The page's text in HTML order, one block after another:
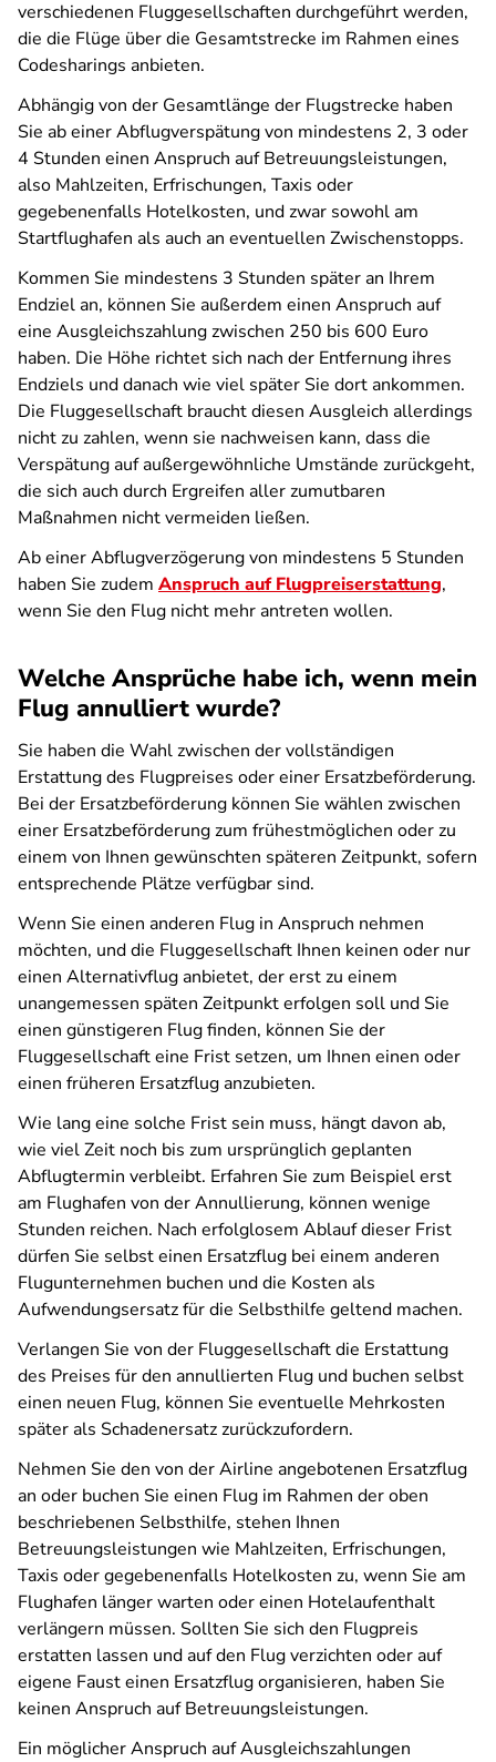
verschiedenen Fluggesellschaften durchgeführt werden,
die die Flüge über die Gesamtstrecke im Rahmen eines
Codesharings anbieten.
Abhängig von der Gesamtlänge der Flugstrecke haben
Sie ab einer Abflugverspätung von mindestens 2, 3 oder
4 Stunden einen Anspruch auf Betreuungsleistungen,
also Mahlzeiten, Erfrischungen, Taxis oder
gegebenenfalls Hotelkosten, und zwar sowohl am
Startflughafen als auch an eventuellen Zwischenstopps.
Kommen Sie mindestens 3 Stunden später an Ihrem
Endziel an, können Sie außerdem einen Anspruch auf
eine Ausgleichszahlung zwischen 250 bis 600 Euro
haben. Die Höhe richtet sich nach der Entfernung ihres
Endziels und danach wie viel später Sie dort ankommen.
Die Fluggesellschaft braucht diesen Ausgleich allerdings
nicht zu zahlen, wenn sie nachweisen kann, dass die
Verspätung auf außergewöhnliche Umstände zurückgeht,
die sich auch durch Ergreifen aller zumutbaren
Maßnahmen nicht vermeiden ließen.
Ab einer Abflugverzögerung von mindestens 5 Stunden
haben Sie zudem Anspruch auf Flugpreiserstattung,
wenn Sie den Flug nicht mehr antreten wollen.
Welche Ansprüche habe ich, wenn mein
Flug annulliert wurde?
Sie haben die Wahl zwischen der vollständigen
Erstattung des Flugpreises oder einer Ersatzbeförderung.
Bei der Ersatzbeförderung können Sie wählen zwischen
einer Ersatzbeförderung zum frühestmöglichen oder zu
einem von Ihnen gewünschten späteren Zeitpunkt, sofern
entsprechende Plätze verfügbar sind.
Wenn Sie einen anderen Flug in Anspruch nehmen
möchten, und die Fluggesellschaft Ihnen keinen oder nur
einen Alternativflug anbietet, der erst zu einem
unangemessen späten Zeitpunkt erfolgen soll und Sie
einen günstigeren Flug finden, können Sie der
Fluggesellschaft eine Frist setzen, um Ihnen einen oder
einen früheren Ersatzflug anzubieten.
Wie lang eine solche Frist sein muss, hängt davon ab,
wie viel Zeit noch bis zum ursprünglich geplanten
Abflugtermin verbleibt. Erfahren Sie zum Beispiel erst
am Flughafen von der Annullierung, können wenige
Stunden reichen. Nach erfolglosem Ablauf dieser Frist
dürfen Sie selbst einen Ersatzflug bei einem anderen
Flugunternehmen buchen und die Kosten als
Aufwendungsersatz für die Selbsthilfe geltend machen.
Verlangen Sie von der Fluggesellschaft die Erstattung
des Preises für den annullierten Flug und buchen selbst
einen neuen Flug, können Sie eventuelle Mehrkosten
später als Schadenersatz zurückzufordern.
Nehmen Sie den von der Airline angebotenen Ersatzflug
an oder buchen Sie einen Flug im Rahmen der oben
beschriebenen Selbsthilfe, stehen Ihnen
Betreuungsleistungen wie Mahlzeiten, Erfrischungen,
Taxis oder gegebenenfalls Hotelkosten zu, wenn Sie am
Flughafen länger warten oder einen Hotelaufenthalt
verlängern müssen. Sollten Sie sich den Flugpreis
erstatten lassen und auf den Flug verzichten oder auf
eigene Faust einen Ersatzflug organisieren, haben Sie
keinen Anspruch auf Betreuungsleistungen.
Ein möglicher Anspruch auf Ausgleichszahlungen